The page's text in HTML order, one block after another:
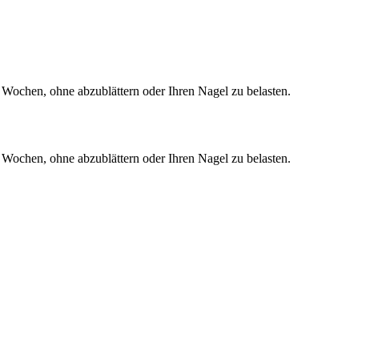
ohne abzublättern oder Ihren Nagel zu belasten.
ohne abzublättern oder Ihren Nagel zu belasten.